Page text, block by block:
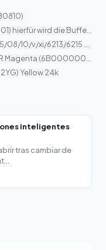
Yellow 24k
inteligentes
tras cambiar de